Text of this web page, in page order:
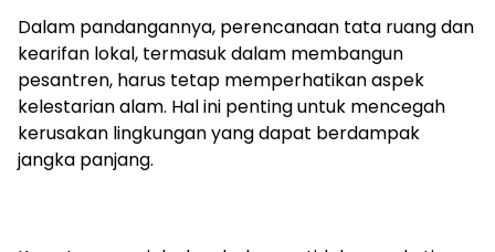
Dalam pandangannya, perencanaan tata ruang dan
kearifan lokal, termasuk dalam membangun
pesantren, harus tetap memperhatikan aspek
kelestarian alam. Hal ini penting untuk mencegah
kerusakan lingkungan yang dapat berdampak
jangka panjang.